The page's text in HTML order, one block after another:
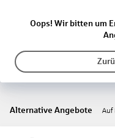
Oops! Wir bitten um
Alternative Angebote Auf